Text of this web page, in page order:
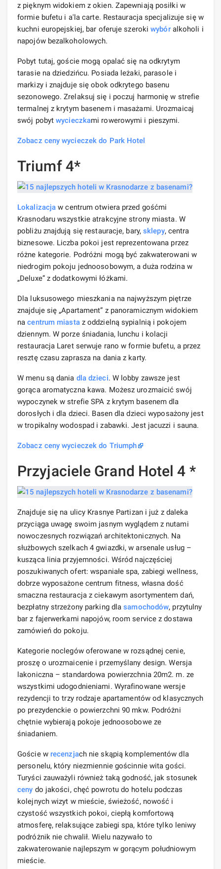
z pięknym widokiem z okien. Zapewniają posiłki w
formie bufetu i a'la carte. Restauracja specjalizuje się w
kuchni europejskiej, bar oferuje szerokiwybóralkoholi i
napojów bezalkoholowych.
Pobyt tutaj, goście mogą opalać się na odkrytym
tarasie na dziedzińcu. Posiada leżaki, parasole i
markizy i znajduje się obok odkrytego basenu
sezonowego. Zrelaksuj się i poczuj harmonię w strefie
termalnej z krytym basenem i masażami. Urozmaicaj
swój pobytwycieczkami rowerowymi i pieszymi.
Zobacz ceny wycieczek do Park Hotel
Triumf 4*
Lokalizacja w centrum otwiera przed gośćmi
Krasnodaru wszystkie atrakcyjne strony miasta. W
pobliżu znajdują się restauracje, bary, sklepy, centra
biznesowe. Liczba pokoi jest reprezentowana przez
różne kategorie. Podróżni mogą być zakwaterowani w
niedrogim pokoju jednoosobowym, a duża rodzina w
„Deluxe” z dodatkowymi łóżkami.
Dla luksusowego mieszkania na najwyższym piętrze
znajduje się „Apartament” z panoramicznym widokiem
nacentrum miastaz oddzielną sypialnią i pokojem
dziennym. W porze śniadania, lunchu i kolacji
restauracja Laret serwuje rano w formie bufetu, a przez
resztę czasu zaprasza na dania z karty.
W menu są dania dla dzieci. W lobby zawsze jest
gorąca aromatyczna kawa. Możesz urozmaicić swój
wypoczynek w strefie SPA z krytym basenem dla
dorosłych i dla dzieci. Basen dla dzieci wyposażony jest
w tropikalny wodospad i zabawki. Jest jacuzzi i sauna.
Zobacz ceny wycieczek do Triumph
Przyjaciele Grand Hotel 4 *
Znajduje się na ulicy Krasnye Partizan i już z daleka
przyciąga uwagę swoim jasnym wyglądem z nutami
nowoczesnych rozwiązań architektonicznych. Na
służbowych szelkach 4 gwiazdki, w arsenale usług –
kusząca linia przyjemności. Wśród najczęściej
poszukiwanych ofert: wspaniałe spa, zabiegi wellness,
dobrze wyposażone centrum fitness, własna dość
smaczna restauracja z ciekawym asortymentem dań,
bezpłatny strzeżony parking dlasamochodów, przytulny
bar z fajerwerkami napojów, room service z dostawa
zamówień do pokoju.
Kategorie noclegów oferowane w rozsądnej cenie,
proszę o urozmaicenie i przemyślany design. Wersja
lakoniczna – standardowa powierzchnia 20m2. m. ze
wszystkimi udogodnieniami. Wyrafinowane wersje
rezydencji to trzy rodzaje apartamentów od klasycznych
po prezydenckie o powierzchni 90 mkw. Podróżni
chętnie wybierają pokoje jednoosobowe ze
śniadaniem.
Goście w recenzjach nie skąpią komplementów dla
personelu, który niezmiennie gościnnie wita gości.
Turyści zauważyli również taką godność, jak stosunek
ceny do jakości, chęć powrotu do hotelu podczas
kolejnych wizyt w mieście, świeżość, nowość i
czystość wszystkich pokoi, ciepłą komfortową
atmosferę, relaksujące zabiegi spa, które tylko leniwy
podróżnik nie chwalił. Wielu nazywało to
zakwaterowanie najlepszym w gorącym południowym
mieście.